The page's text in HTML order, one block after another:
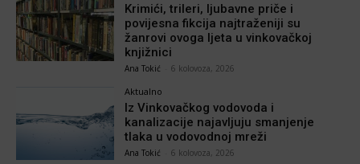
Krimići, trileri, ljubavne priče i
povijesna fikcija najtraženiji su
žanrovi ovoga ljeta u vinkovačkoj
knjižnici
Ana Tokić 6 kolovoza, 2026
Aktualno
Iz Vinkovačkog vodovoda i
kanalizacije najavljuju smanjenje
tlaka u vodovodnoj mreži
Ana Tokić 6 kolovoza, 2026